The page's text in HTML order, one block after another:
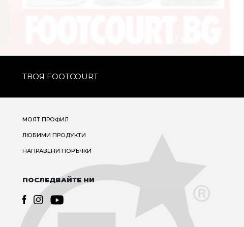
ТВОЯ FOOTCOURT
МОЯТ ПРОФИЛ
ЛЮБИМИ ПРОДУКТИ
НАПРАВЕНИ ПОРЪЧКИ
ПОСЛЕДВАЙТЕ НИ